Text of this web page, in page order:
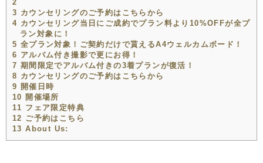
2
3 カウンセリングのご予約はこちらから
4 カウンセリング当日にご成約でプラン料より10%OFFが全プ
ラン対象に！
5 全プラン対象！ご契約だけで貰えるA4ウェルカムボード！
6 アルバム付き撮影で更にお得！
7 期間限定でアルバム付きの3着プランが復活！
8 カウンセリングのご予約はこちらから
9 開催日時
10 開催場所
11 フェア限定特典
12 ご予約はこちら
13 About Us: